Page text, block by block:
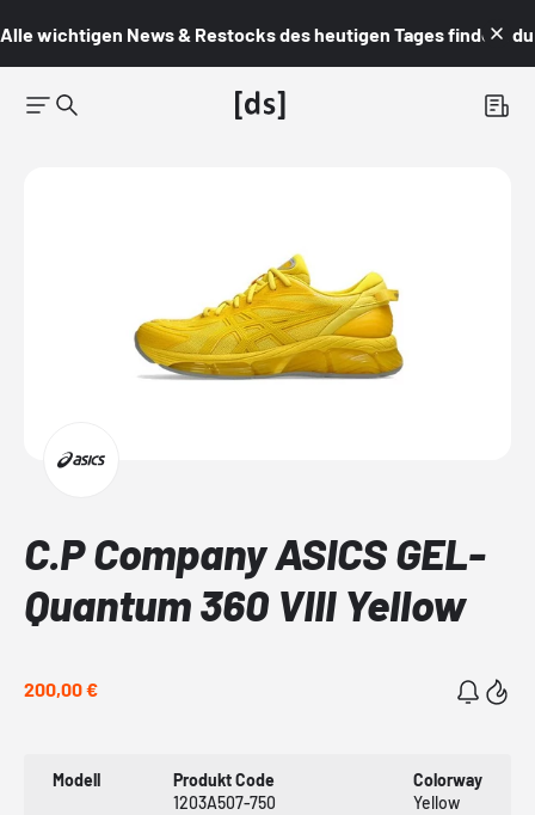
Alle wichtigen News & Restocks des heutigen Tages findest du
C.P Company ASICS GEL-
Quantum 360 VIII Yellow
200,00 €
Modell
Produkt Code
1203A507-750
Colorway
Yellow